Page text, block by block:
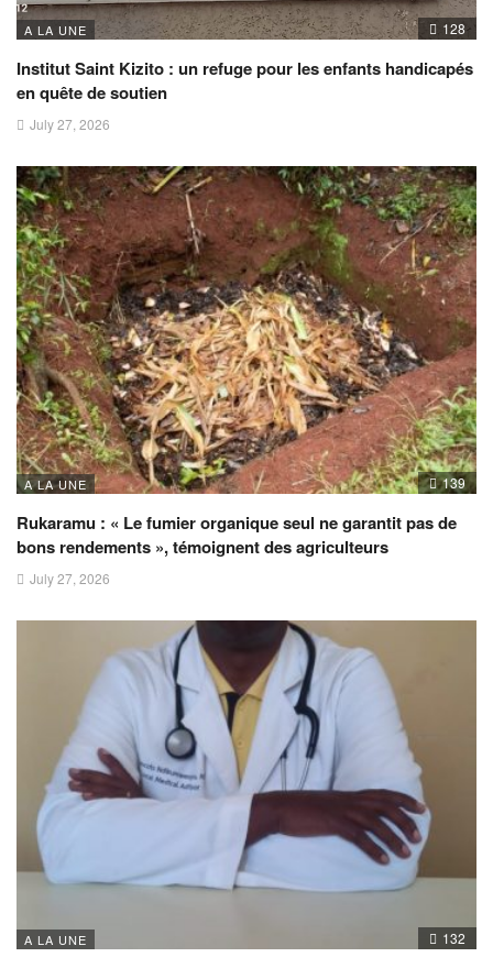
A LA UNE 128
Institut Saint Kizito : un refuge pour les enfants handicapés
en quête de soutien
July 27, 2026
A LA UNE 139
Rukaramu : « Le fumier organique seul ne garantit pas de
bons rendements », témoignent des agriculteurs
July 27, 2026
A LA UNE 132